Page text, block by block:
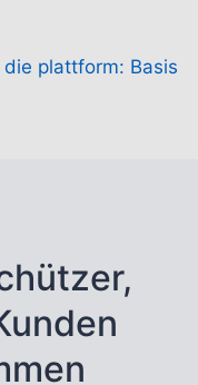
die plattform: Basis